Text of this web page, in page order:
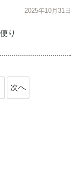
り
2025年10月31日
次へ